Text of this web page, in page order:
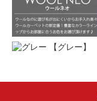
【グレー】